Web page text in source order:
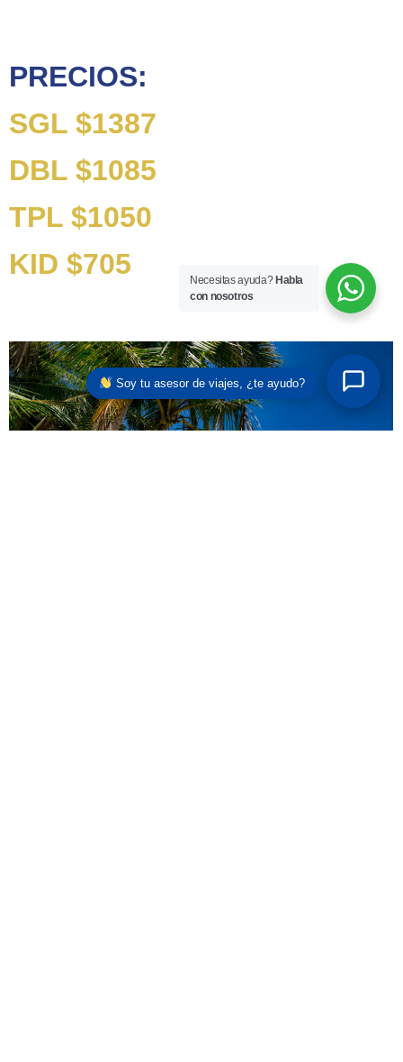
PRECIOS:
SGL $1387
DBL $1085
TPL $1050
KID $705
Necesitas ayuda? Habla
con nosotros
Soy tu asesor de viajes, ¿te ayudo?